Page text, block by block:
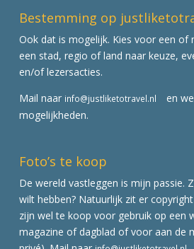
Bestemming op
Ook dat is mogelijk. Kies voor een of
een stad, regio of land naar keuze,
en/of lezersacties.
Mail naar info@justliketotravel.nl
en
mogelijkheden.
Foto’s te koop
De wereld vastleggen is mijn passie.
wilt hebben? Natuurlijk zit er
zijn wel te koop voor gebruik op een
magazine of dagblad of voor aan de